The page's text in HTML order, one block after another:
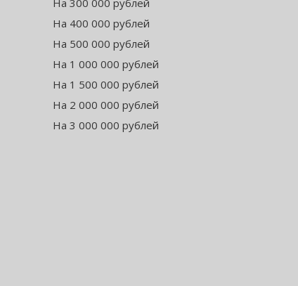
На 300 000 рублей
На 400 000 рублей
На 500 000 рублей
На 1 000 000 рублей
На 1 500 000 рублей
На 2 000 000 рублей
На 3 000 000 рублей